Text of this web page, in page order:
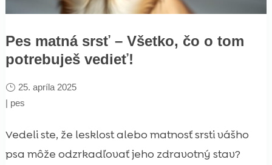
Pes matná srsť – Všetko, čo o tom
potrebuješ vedieť!
25. apríla 2025
| pes
Vedeli ste, že lesklost alebo matnosť srsti vášho
psa môže odzrkadľovať jeho zdravotný stav?